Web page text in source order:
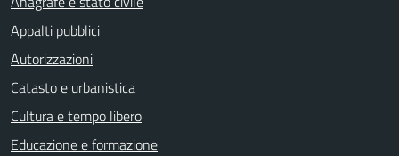
Appalti pubblici
Autorizzazioni
Catasto e urbanistica
Cultura e tempo libero
Educazione e formazione